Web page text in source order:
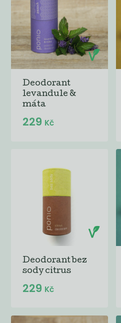
Deodorant
levandule &
máta
229 Kč
Deodorant bez
sody citrus
229 Kč